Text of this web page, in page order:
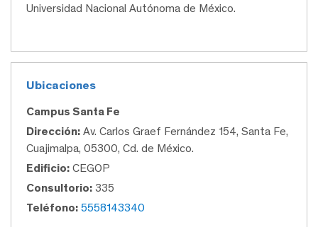
Universidad Nacional Autónoma de México.
Ubicaciones
Campus Santa Fe
Dirección: Av. Carlos Graef Fernández 154, Santa Fe,
Cuajimalpa, 05300, Cd. de México.
Edificio: CEGOP
Consultorio: 335
Teléfono: 5558143340